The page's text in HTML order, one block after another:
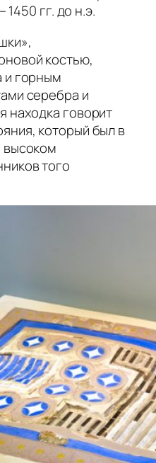
1450 гг. до н.э.
костью,
и горным
серебра и
находка говорит
который был в
того